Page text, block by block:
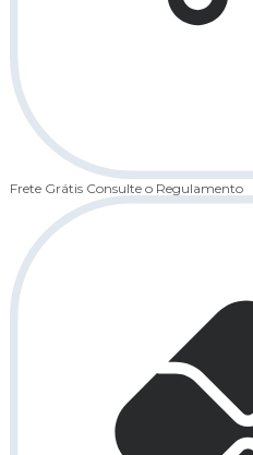
Frete Grátis Consulte o Regulamento